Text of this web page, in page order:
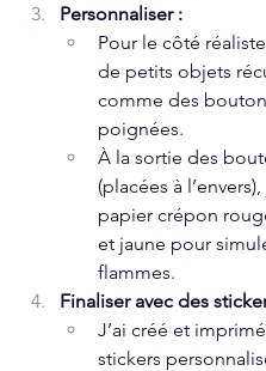
Personnaliser :
Pour le côté
de petits objets
comme des
poignées.
À la sortie des
(placées à
papier crépon
et jaune pour
flammes.
Finaliser avec des
J’ai créé et
stickers